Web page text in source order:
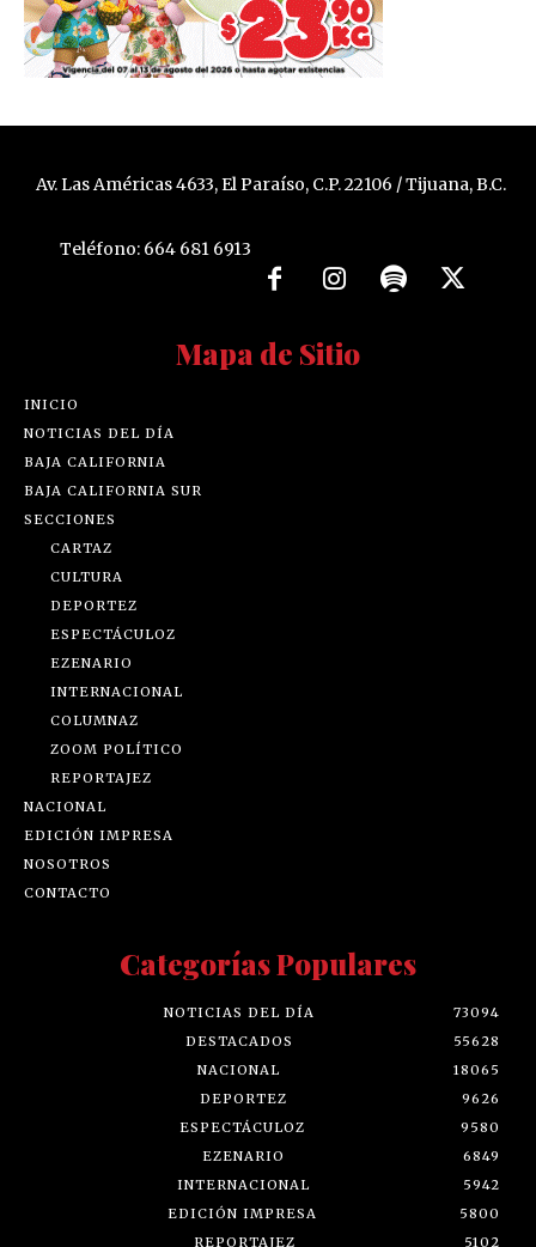
Av. Las Américas 4633, El Paraíso, C.P. 22106 / Tijuana, B.C.
Teléfono: 664 681 6913
Mapa de Sitio
INICIO
NOTICIAS DEL DÍA
BAJA CALIFORNIA
BAJA CALIFORNIA SUR
SECCIONES
CARTAZ
CULTURA
DEPORTEZ
ESPECTÁCULOZ
EZENARIO
INTERNACIONAL
COLUMNAZ
ZOOM POLÍTICO
REPORTAJEZ
NACIONAL
EDICIÓN IMPRESA
NOSOTROS
CONTACTO
Categorías Populares
NOTICIAS DEL DÍA
73094
DESTACADOS
55628
NACIONAL
18065
DEPORTEZ
9626
ESPECTÁCULOZ
9580
EZENARIO
6849
INTERNACIONAL
5942
EDICIÓN IMPRESA
5800
REPORTAJEZ
5102